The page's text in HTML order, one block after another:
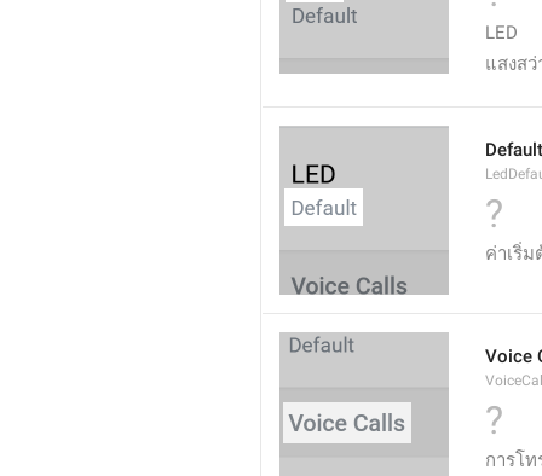
LED
แสงสว่
Default
?
ค่าเริ่ม
Voice
?
การโท